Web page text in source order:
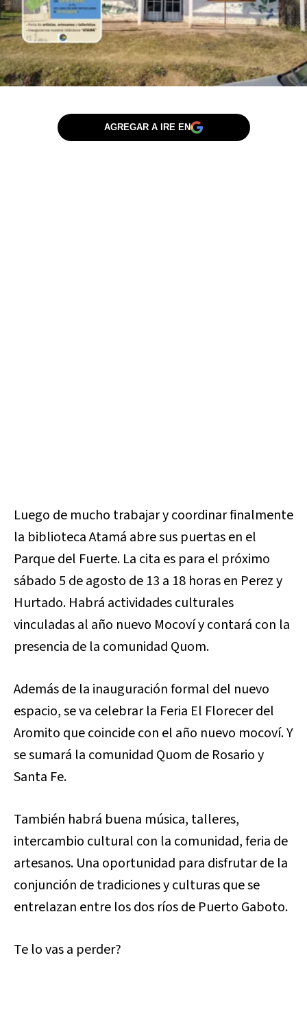
AGREGAR A IRE EN
Luego de mucho trabajar y coordinar finalmente
la biblioteca Atamá abre sus puertas en el
Parque del Fuerte. La cita es para el próximo
sábado 5 de agosto de 13 a 18 horas en Perez y
Hurtado. Habrá actividades culturales
vinculadas al año nuevo Mocoví y contará con la
presencia de la comunidad Quom.
Además de la inauguración formal del nuevo
espacio, se va celebrar la Feria El Florecer del
Aromito que coincide con el año nuevo mocoví. Y
se sumará la comunidad Quom de Rosario y
Santa Fe.
También habrá buena música, talleres,
intercambio cultural con la comunidad, feria de
artesanos. Una oportunidad para disfrutar de la
conjunción de tradiciones y culturas que se
entrelazan entre los dos ríos de Puerto Gaboto.
Te lo vas a perder?